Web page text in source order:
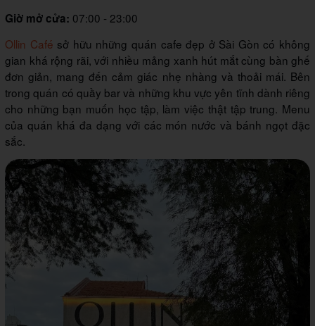
Giờ mở cửa: 07:00 - 23:00
Ollin Café sở hữu những quán cafe đẹp ở Sài Gòn có không
gian khá rộng rãi, với nhiều mảng xanh hút mắt cùng bàn ghế
đơn giản, mang đến cảm giác nhẹ nhàng và thoải mái. Bên
trong quán có quầy bar và những khu vực yên tĩnh dành riêng
cho những bạn muốn học tập, làm việc thật tập trung. Menu
của quán khá đa dạng với các món nước và bánh ngọt đặc
sắc.